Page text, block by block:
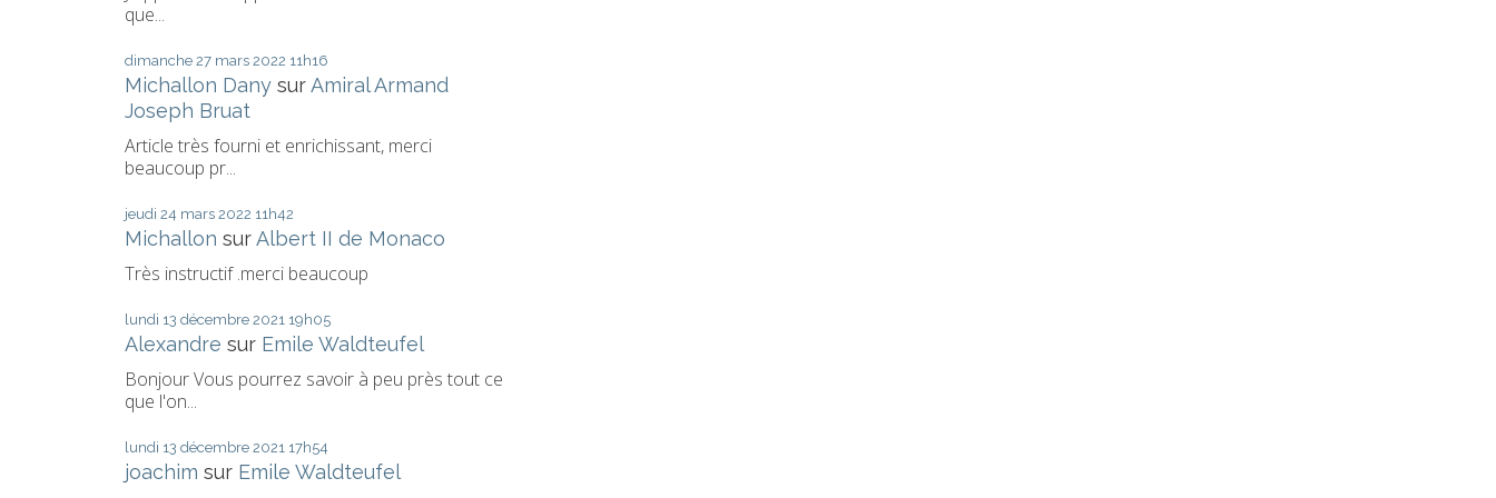
que...
dimanche 27 mars 2022 11h16
Michallon Dany surAmiral Armand
Joseph Bruat
Article très fourni et enrichissant, merci
beaucoup pr...
jeudi 24 mars 2022 11h42
Michallon surAlbert II de Monaco
Très instructif .merci beaucoup
lundi 13 décembre 2021 19h05
Alexandre sur Emile Waldteufel
Bonjour Vous pourrez savoir à peu près tout ce
que l'on...
lundi 13 décembre 2021 17h54
joachim sur Emile Waldteufel